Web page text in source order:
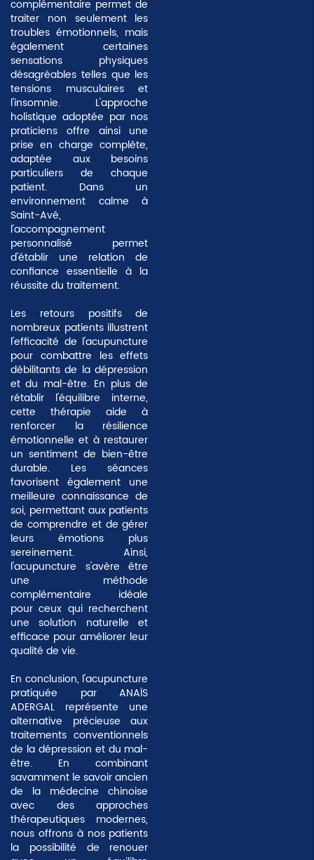
complémentaire permet de
traiter non seulement les
troubles émotionnels, mais
également certaines
sensations physiques
désagréables telles que les
tensions musculaires et
l'insomnie. L'approche
holistique adoptée par nos
praticiens offre ainsi une
prise en charge complète,
adaptée aux besoins
particuliers de chaque
patient. Dans un
environnement calme à
Saint-Avé,
l'accompagnement
personnalisé permet
d'établir une relation de
confiance essentielle à la
réussite du traitement.
Les retours positifs de
nombreux patients illustrent
l'efficacité de l'acupuncture
pour combattre les effets
débilitants de la dépression
et du mal-être. En plus de
rétablir l'équilibre interne,
cette thérapie aide à
renforcer la résilience
émotionnelle et à restaurer
un sentiment de bien-être
durable. Les séances
favorisent également une
meilleure connaissance de
soi, permettant aux patients
de comprendre et de gérer
leurs émotions plus
sereinement. Ainsi,
l'acupuncture s'avère être
une méthode
complémentaire idéale
pour ceux qui recherchent
une solution naturelle et
efficace pour améliorer leur
qualité de vie.
En conclusion, l'acupuncture
pratiquée par ANAÏS
ADERGAL représente une
alternative précieuse aux
traitements conventionnels
de la dépression et du mal-
être. En combinant
savamment le savoir ancien
de la médecine chinoise
avec des approches
thérapeutiques modernes,
nous offrons à nos patients
la possibilité de renouer